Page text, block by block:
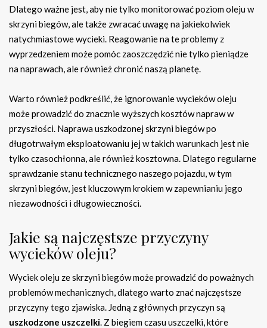
Dlatego ważne jest, aby nie tylko monitorować poziom oleju w
skrzyni biegów, ale także zwracać uwagę na jakiekolwiek
natychmiastowe wycieki. Reagowanie na te problemy z
wyprzedzeniem może pomóc zaoszczędzić nie tylko pieniądze
na naprawach, ale również chronić naszą planetę.
Warto również podkreślić, że ignorowanie wycieków oleju
może prowadzić do znacznie wyższych kosztów napraw w
przyszłości. Naprawa uszkodzonej skrzyni biegów po
długotrwałym eksploatowaniu jej w takich warunkach jest nie
tylko czasochłonna, ale również kosztowna. Dlatego regularne
sprawdzanie stanu technicznego naszego pojazdu, w tym
skrzyni biegów, jest kluczowym krokiem w zapewnianiu jego
niezawodności i długowieczności.
Jakie są najczęstsze przyczyny
wycieków oleju?
Wyciek oleju ze skrzyni biegów może prowadzić do poważnych
problemów mechanicznych, dlatego warto znać najczęstsze
przyczyny tego zjawiska. Jedną z głównych przyczyn są
uszkodzone uszczelki. Z biegiem czasu uszczelki, które